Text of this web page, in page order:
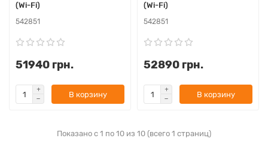
(Wi-Fi)
542851
51940 грн.
В корзину
(Wi-Fi)
542851
52890 грн.
В корзину
Показано с 1 по 10 из 10 (всего 1 страниц)